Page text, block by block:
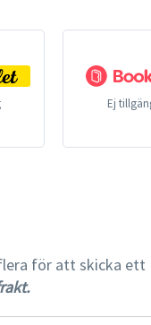
Ej
för att skicka ett